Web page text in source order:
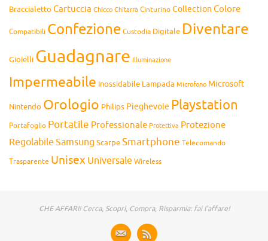
Braccialetto Cartuccia Chicco Chitarra Cinturino Collection Colore
Compatibili Confezione Custodia Digitale Diventare
Gioielli Guadagnare Illuminazione
Impermeabile Inossidabile Lampada Microfono Microsoft
Nintendo Orologio Philips Pieghevole Playstation
Portafoglio Portatile Professionale Protettiva Protezione
Regolabile Samsung ScarpeSmartphone Telecomando
Trasparente Unisex Universale Wireless
CHE AFFARI! Cerca, Scopri, Compra, Risparmia: fai l'affare!